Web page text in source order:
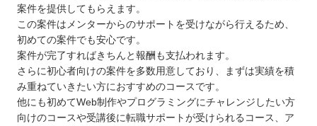
案件を提供してもらえます。
この案件はメンターからのサポートを受けながら行えるため、
初めての案件でも安心です。
案件が完了すればきちんと報酬も支払われます。
さらに初心者向けの案件を多数用意しており、まずは実績を積
み重ねていきたい方におすすめのコースです。
他にも初めてWeb制作やプログラミングにチャレンジしたい方
向けのコースや受講後に転職サポートが受けられるコース、ア